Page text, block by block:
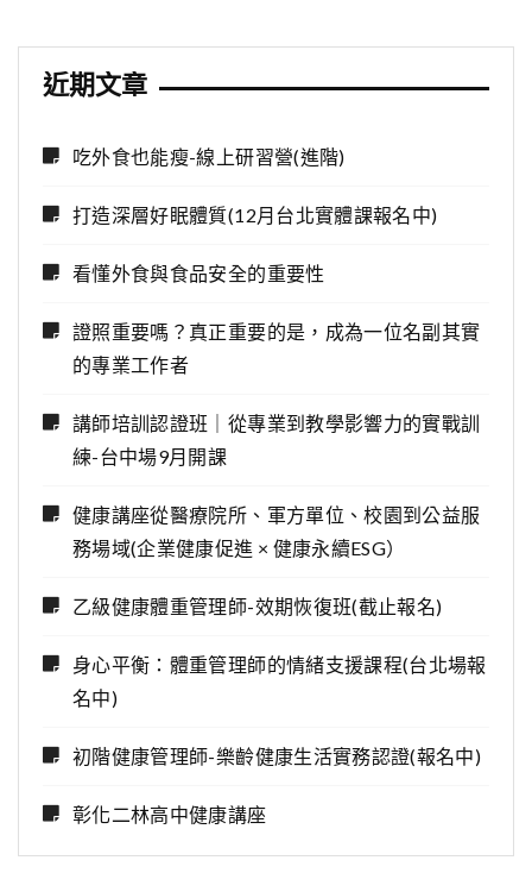
近期文章
吃外食也能瘦-線上研習營(進階)
打造深層好眠體質(12月台北實體課報名中)
看懂外食與食品安全的重要性
證照重要嗎？真正重要的是，成為一位名副其實
的專業工作者
講師培訓認證班｜從專業到教學影響力的實戰訓
練-台中場9月開課
健康講座從醫療院所、軍方單位、校園到公益服
務場域(企業健康促進 × 健康永續ESG）
乙級健康體重管理師-效期恢復班(截止報名)
身心平衡：體重管理師的情緒支援課程(台北場報
名中)
初階健康管理師-樂齡健康生活實務認證(報名中)
彰化二林高中健康講座